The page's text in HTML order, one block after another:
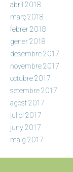
abril 2018
març 2018
febrer 2018
gener 2018
desembre 2017
novembre 2017
octubre 2017
setembre 2017
agost 2017
juliol 2017
juny 2017
maig 2017